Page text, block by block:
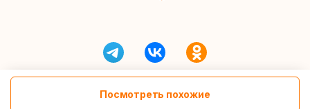
Посмотреть похожие